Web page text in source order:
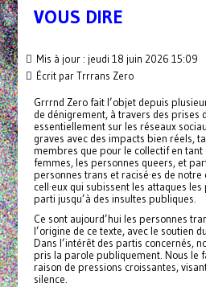
VOUS DIRE
Mis à jour : jeudi 18 juin 2026 15:09
Écrit par Trrrans Zero
Grrrnd Zero fait l’objet depuis
de dénigrement, à travers des prises
essentiellement sur les réseaux
graves avec des impacts bien réels,
membres que pour le collectif en tant
femmes, les personnes queers, et
personnes trans et racisé·es de
cell·eux qui subissent les attaques
parti jusqu’à des insultes publiques.
Ce sont aujourd’hui les personnes
l’origine de ce texte, avec le soutien
Dans l’intérêt des partis concernés,
pris la parole publiquement. Nous le
raison de pressions croissantes,
silence.